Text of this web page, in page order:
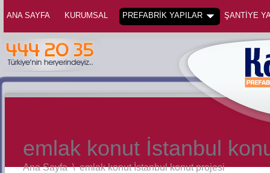
ANA SAYFA KURUMSAL PREFABRİK YAPILAR ŞANTİYE
emlak konut İstanbul
Ana Sayfa \emlak konut İstanbul konut projesi